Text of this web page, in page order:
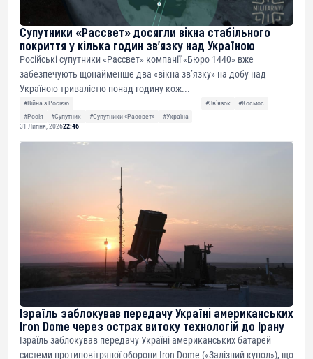
Супутники «Рассвет» досягли вікна стабільного
покриття у кілька годин зв’язку над Україною
Російські супутники «Рассвет» компанії «Бюро 1440» вже
забезпечують щонайменше два «вікна зв’язку» на добу над
Україною тривалістю понад годину кож...
#Війна з Росією #Звʼязок
#Космос
#Росія
#Супутник #Супутники «Рассвет»
#Україна
31 Липня, 202622:46
Ізраїль заблокував передачу Україні американських
Iron Dome через острах витоку технологій до Ірану
Ізраїль заблокував передачу Україні американських батарей
системи протиповітряної оборони Iron Dome («Залізний купол»), що